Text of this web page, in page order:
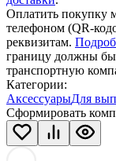
Оплатить покупку
телефоном (QR-
реквизитам.
границу должны
транспортную
Категории:
АксессуарыДля
Сформировать